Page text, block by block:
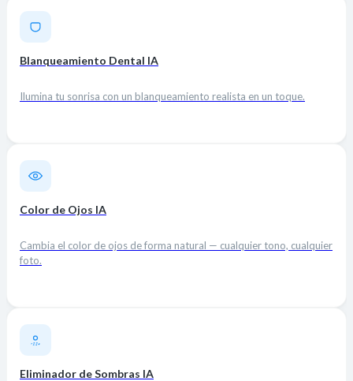
Blanqueamiento Dental IA
Ilumina tu sonrisa con un blanqueamiento realista en un toque.
Color de Ojos IA
Cambia el color de ojos de forma natural — cualquier tono, cualquier
foto.
Eliminador de Sombras IA